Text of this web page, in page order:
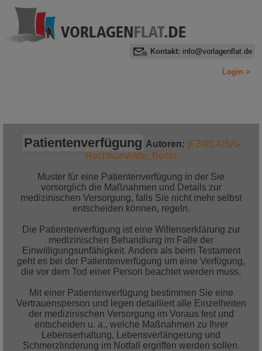
Kontakt: info@vorlagenflat.de
Login >
Patientenverfügung Autoren: [F200] A/S/G
Rechtsanwälte, Berlin
Muster für eine Patientenverfügung in der Sie
vorsorglich die Maßnahmen und Details zur
medizinischen Versorgung, falls Sie nicht mehr selbst
entscheiden können, regeln.
Die Patientenverfügung ist eine Willenserklärung zur
medizinischen Behandlung im Falle der
Einwilligungsunfähigkeit. Anders als beim Testament
geht es bei der Patientenverfügung um eine Verfügung,
die vor dem Tod einer Person beachtet werden muss.
Mit einer Patientenverfügung bestimmen Sie eine
Vertrauensperson und legen detailliert alle Einzelheiten
der medizinischen Versorgung im Voraus fest und
entscheiden u. a., welche Maßnahmen zu Ihrer
Lebenserhaltung, Lebensverlängerung und
Schmerzlinderung im Notfall ergriffen werden sollen.